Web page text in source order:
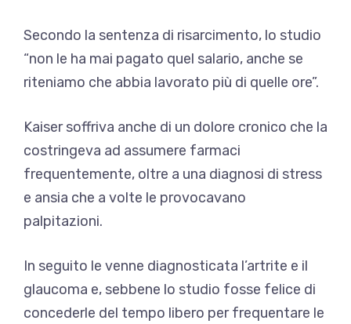
Secondo la sentenza di risarcimento, lo studio
“non le ha mai pagato quel salario, anche se
riteniamo che abbia lavorato più di quelle ore”.
Kaiser soffriva anche di un dolore cronico che la
costringeva ad assumere farmaci
frequentemente, oltre a una diagnosi di stress
e ansia che a volte le provocavano
palpitazioni.
In seguito le venne diagnosticata l’artrite e il
glaucoma e, sebbene lo studio fosse felice di
concederle del tempo libero per frequentare le